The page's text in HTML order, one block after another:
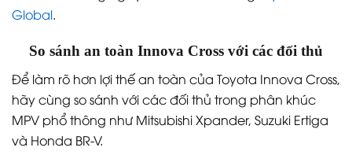
Global.
So sánh an toàn Innova Cross với các đối thủ
Để làm rõ hơn lợi thế an toàn của Toyota Innova Cross,
hãy cùng so sánh với các đối thủ trong phân khúc
MPV phổ thông như Mitsubishi Xpander, Suzuki Ertiga
và Honda BR-V.